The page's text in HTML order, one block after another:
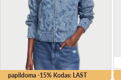
papildoma -15% Kodas: LAST